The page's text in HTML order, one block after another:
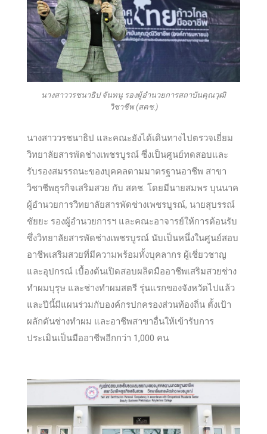
นางสาววรชนาธิป จันทนู รองผู้อำนวยการสถาบันคุณวุฒิ
วิชาชีพ (สคช.)
นางสาววรชนาธิป และคณะยังได้เดินทางไปตรวจเยี่ยม
วิทยาลัยสารพัดช่างเพชรบูรณ์ ซึ่งเป็นศูนย์ทดสอบและ
รับรองสมรรถนะของบุคคลตามมาตรฐานอาชีพ สาขา
วิชาชีพธุรกิจเสริมสวย กับ สคช. โดยมีนายสมพร บุนนาค
ผู้อำนวยการวิทยาลัยสารพัดช่างเพชรบูรณ์, นายสุบรรณ์
ชัยยะ รองผู้อำนวยการฯ และคณะอาจารย์ให้การต้อนรับ
ซึ่งวิทยาลัยสารพัดช่างเพชรบูรณ์ นับเป็นหนึ่งในศูนย์สอบ
อาชีพเสริมสวยที่มีความพร้อมทั้งบุคลากร ผู้เชี่ยวชาญ
และอุปกรณ์ เบื้องต้นเปิดสอบผลิตมืออาชีพเสริมสวยช่าง
ทำผมบุรุษ และช่างทำผมสตรี รุ่นแรกของจังหวัดไปแล้ว
และปีนี้มีแผนร่วมกับองค์กรปกครองส่วนท้องถิ่น ตั้งเป้า
ผลักดันช่างทำผม และอาชีพสาขาอื่นให้เข้ารับการ
ประเมินเป็นมืออาชีพอีกกว่า 1,000 คน